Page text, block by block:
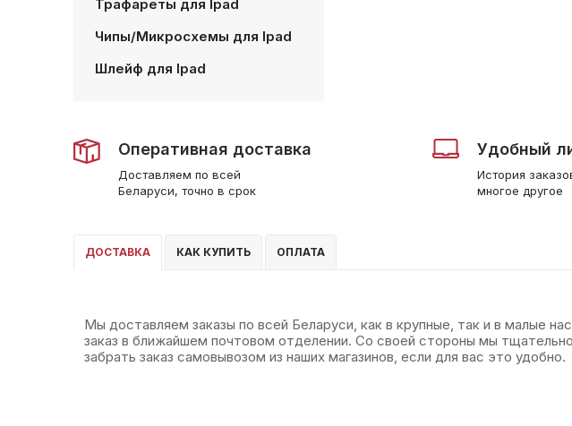
Трафареты для Ipad
Чипы/Микросхемы для Ipad
Шлейф для Ipad
Оперативная доставка
Доставляем по всей
Беларуси, точно в срок
Удобный
История
многое другое
ДОСТАВКА КАК КУПИТЬ ОПЛАТА
Мы доставляем заказы по всей Беларуси, как в крупные, так и в малые
заказ в ближайшем почтовом отделении. Со своей стороны мы
забрать заказ самовывозом из наших магазинов, если для вас это удобно.